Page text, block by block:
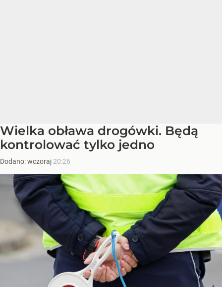
Wielka obława drogówki. Będą
kontrolować tylko jedno
Dodano:wczoraj 20:26